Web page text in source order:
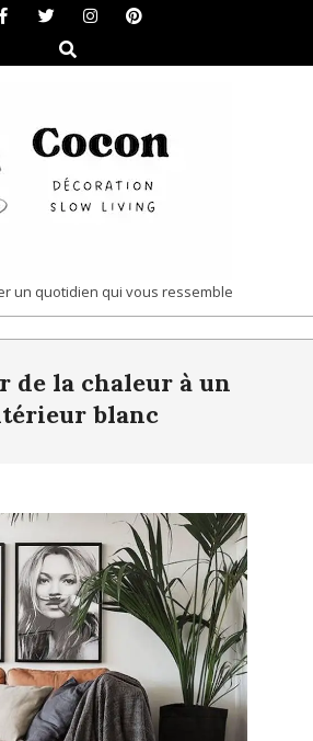
Search
un quotidien qui vous ressemble
de la chaleur à un
blanc